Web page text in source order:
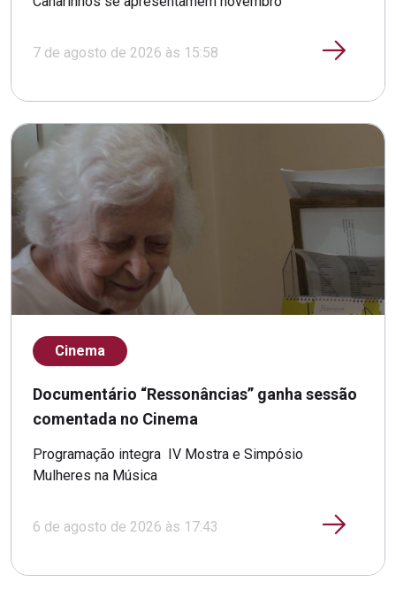
7 de agosto de 2026 às 15:58
Cinema
Documentário “Ressonâncias” ganha sessão
comentada no Cinema
Programação integra IV Mostra e Simpósio
Mulheres na Música
6 de agosto de 2026 às 17:43